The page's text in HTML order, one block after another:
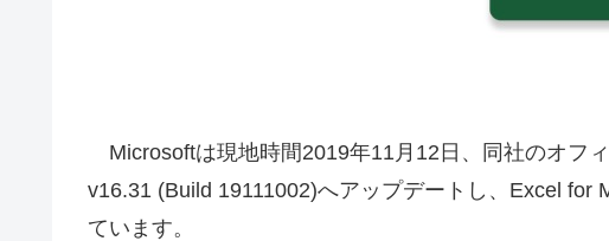
Microsoftは現地時間2019年11月12日、同社のオフ
v16.31 (Build 19111002)へアップデートし、Excel for
ています。